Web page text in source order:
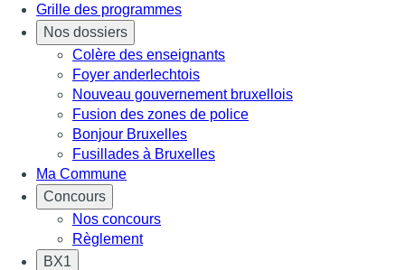
Grille des programmes
Nos dossiers
Colère des enseignants
Foyer anderlechtois
Nouveau gouvernement bruxellois
Fusion des zones de police
Bonjour Bruxelles
Fusillades à Bruxelles
Ma Commune
Concours
Nos concours
Règlement
BX1